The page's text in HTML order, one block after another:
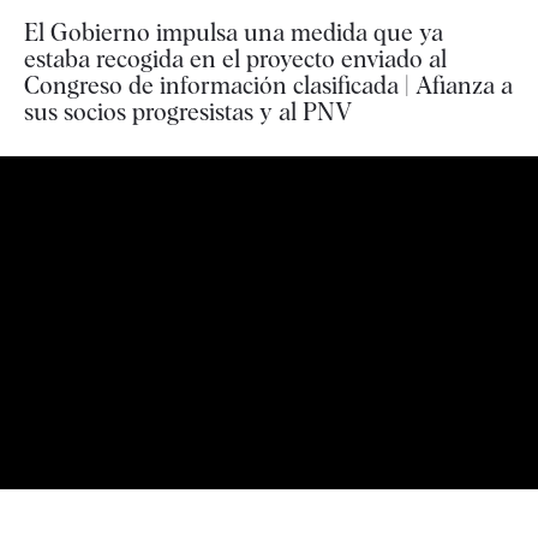
El Gobierno impulsa una medida que ya
estaba recogida en el proyecto enviado al
Congreso de información clasificada | Afianza a
sus socios progresistas y al PNV